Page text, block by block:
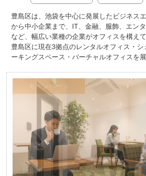
よくある質問
人気のオフィス
豊島区は、池袋を中心に発展したビジネス
から中小企業まで、IT、金融、服飾、エン
など、幅広い業種の企業がオフィスを構え
豊島区に現在3拠点のレンタルオフィス・シ
ーキングスペース・バーチャルオフィスを
キャンペーン